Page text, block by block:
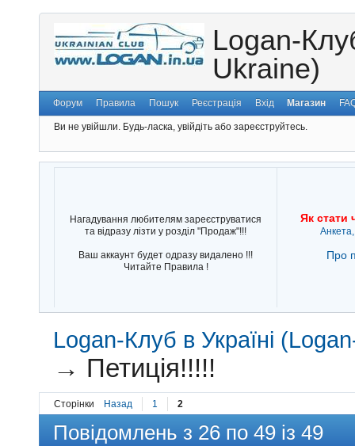
Logan-
Ukraine)
Форум Правила Пошук Реєстрація Вхід Магазин
Ви не увійшли. Будь-ласка, увійдіть або зареєструйтесь.
Нагадування любителям зареєструватися
та відразу лізти у розділ "Продаж"!!!
Ваш аккаунт будет одразу видалено !!!
Читайте Правила !
Як стати
Про
Logan-Клуб в Україні
→ Петиція!!!!!
Сторінки Назад 1 2
Повідомлень з 26 по 49 із 49